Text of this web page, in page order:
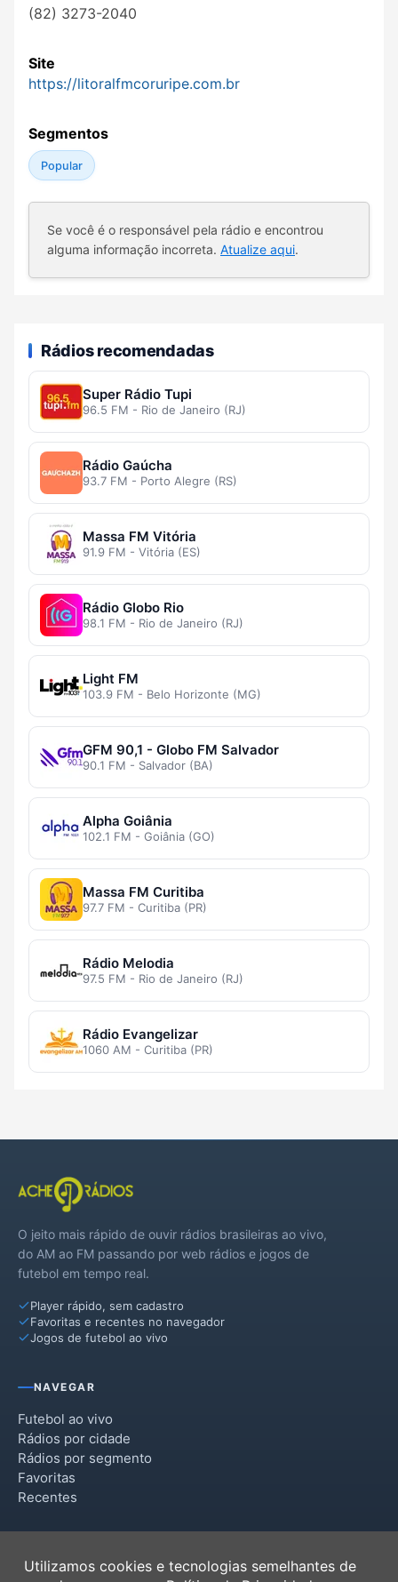
(82) 3273-2040
Site
https://litoralfmcoruripe.com.br
Segmentos
Popular
Se você é o responsável pela rádio e encontrou
alguma informação incorreta. Atualize aqui.
Rádios recomendadas
Super Rádio Tupi
96.5 FM - Rio de Janeiro (RJ)
Rádio Gaúcha
93.7 FM - Porto Alegre (RS)
Massa FM Vitória
91.9 FM - Vitória (ES)
Rádio Globo Rio
98.1 FM - Rio de Janeiro (RJ)
Light FM
103.9 FM - Belo Horizonte (MG)
GFM 90,1 - Globo FM Salvador
90.1 FM - Salvador (BA)
Alpha Goiânia
102.1 FM - Goiânia (GO)
Massa FM Curitiba
97.7 FM - Curitiba (PR)
Rádio Melodia
97.5 FM - Rio de Janeiro (RJ)
Rádio Evangelizar
1060 AM - Curitiba (PR)
O jeito mais rápido de ouvir rádios brasileiras ao vivo,
do AM ao FM passando por web rádios e jogos de
futebol em tempo real.
Player rápido, sem cadastro
Favoritas e recentes no navegador
Jogos de futebol ao vivo
NAVEGAR
Futebol ao vivo
Rádios por cidade
Rádios por segmento
Favoritas
Recentes
Utilizamos cookies e tecnologias semelhantes de